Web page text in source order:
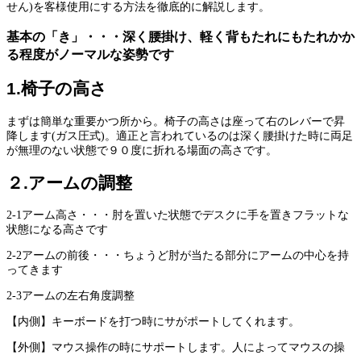
せん)を客様使用にする方法を徹底的に解説します。
基本の「き」・・・深く腰掛け、軽く背もたれにもたれかか
る程度がノーマルな姿勢です
1.椅子の高さ
まずは簡単な重要かつ所から。椅子の高さは座って右のレバーで昇
降します(ガス圧式)。適正と言われているのは深く腰掛けた時に両足
が無理のない状態で９０度に折れる場面の高さです。
２.アームの調整
2-1アーム高さ・・・肘を置いた状態でデスクに手を置きフラットな
状態になる高さです
2-2アームの前後・・・ちょうど肘が当たる部分にアームの中心を持
ってきます
2-3アームの左右角度調整
【内側】キーボードを打つ時にサがポートしてくれます。
【外側】マウス操作の時にサポートします。人によってマウスの操